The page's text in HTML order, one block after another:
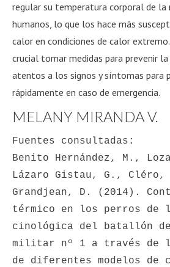
regular su temperatura corporal de la
humanos, lo que los hace más
calor en condiciones de calor
crucial tomar medidas para prevenir
atentos a los signos y síntomas para
rápidamente en caso de emergencia.
MELANY MIRANDA V.
Fuentes consultadas:
Benito Hernández, M.,
Lázaro Gistau, G., Cléro,
Grandjean, D. (2014).
térmico en los perros de
cinológica del batallón
militar nº 1 a través de
de diferentes modelos de